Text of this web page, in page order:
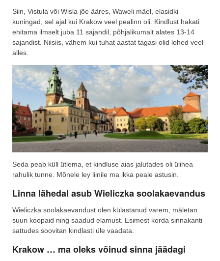
Siin, Vistula või Wisla jõe ääres, Waweli mäel, elasidki
kuningad, sel ajal kui Krakow veel pealinn oli. Kindlust hakati
ehitama ilmselt juba 11 sajandil, põhjalikumalt alates 13-14
sajandist. Niisiis, vähem kui tuhat aastat tagasi olid lohed veel
alles.
Seda peab küll ütlema, et kindluse aias jalutades oli ülihea
rahulik tunne. Mõnele ley liinile ma ikka peale astusin.
Linna lähedal asub Wieliczka soolakaevandus
Wieliczka soolakaevandust olen külastanud varem, mäletan
suuri koopaid ning saadud elamust. Esimest korda sinnakanti
sattudes soovitan kindlasti üle vaadata.
Krakow … ma oleks võinud sinna jäädagi